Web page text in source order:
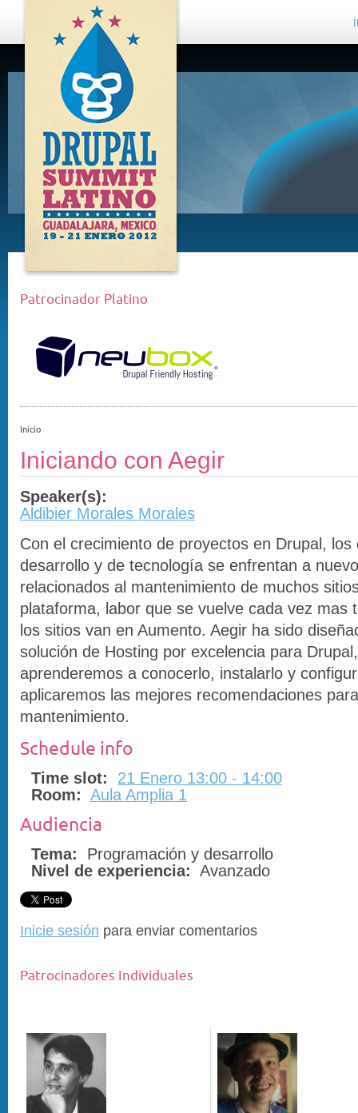
DRUPAL
SUMMIT
LATINO,
GUADALAJARA
2012
Patrocinador Platino
Inicio
Iniciando con Aegir
Speaker(s):
Aldibier Morales Morales
Con el crecimiento de proyectos en Drupal, los
desarrollo y de tecnología se enfrentan a
relacionados al mantenimiento de muchos
plataforma, labor que se vuelve cada vez mas
los sitios van en Aumento. Aegir ha sido
solución de Hosting por excelencia para
aprenderemos a conocerlo, instalarlo y
aplicaremos las mejores recomendaciones
mantenimiento.
Schedule info
Time slot:
21 Enero 13:00 - 14:00
Room: Aula Amplia 1
Audiencia
Tema:
Programación y desarrollo
Nivel de experiencia: Avanzado
Inicie sesión para enviar comentarios
Patrocinadores Individuales